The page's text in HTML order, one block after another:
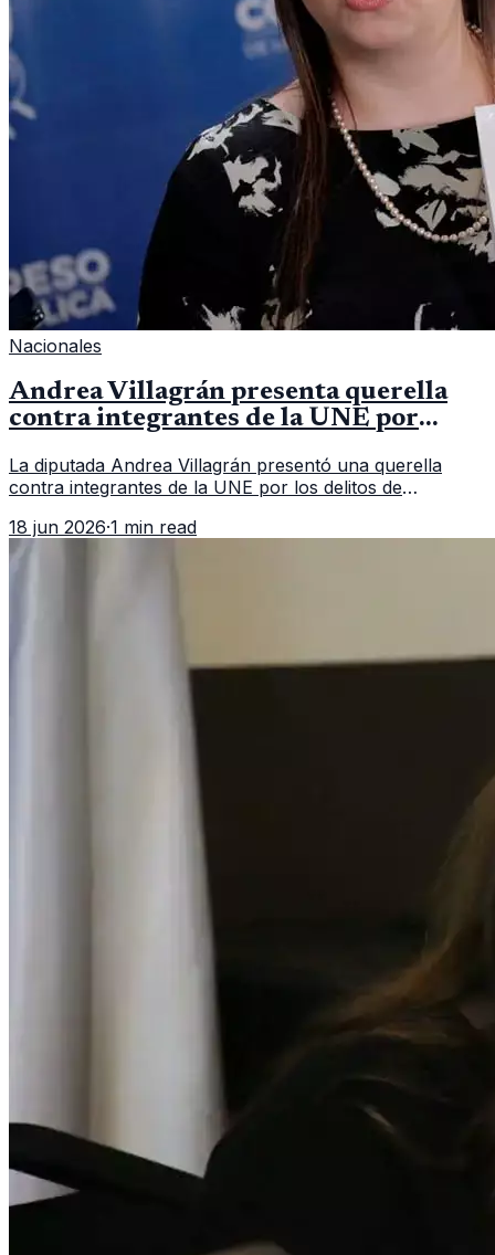
Nacionales
Andrea Villagrán presenta querella
contra integrantes de la UNE por
La diputada Andrea Villagrán presentó una querella
contra integrantes de la UNE por los delitos de
18 jun 2026·1 min read